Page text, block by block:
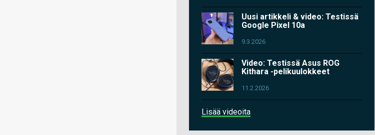
Uusi artikkeli & video: Testissä
Google Pixel 10a
9.3.2026
Video: Testissä Asus ROG
Kithara -pelikuulokkeet
11.2.2026
Lisää videoita